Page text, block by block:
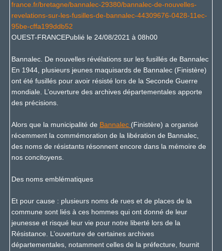
france.fr/bretagne/bannalec-29380/bannalec-de-nouvelles-
revelations-sur-les-fusilles-de-bannalec-44309676-0428-11ec-
95be-cffa199ddb52
OUEST-FRANCEPublié le 24/08/2021 à 08h00
Bannalec. De nouvelles révélations sur les fusillés de Bannalec
En 1944, plusieurs jeunes maquisards de Bannalec (Finistère)
ont été fusillés pour avoir résisté lors de la Seconde Guerre
mondiale. L’ouverture des archives départementales apporte
des précisions.
Alors que la municipalité de Bannalec (Finistère) a organisé
récemment la commémoration de la libération de Bannalec,
des noms de résistants résonnent encore dans la mémoire de
nos concitoyens.
Des noms emblématiques
Et pour cause : plusieurs noms de rues et de places de la
commune sont liés à ces hommes qui ont donné de leur
jeunesse et risqué leur vie pour notre liberté lors de la
Résistance. L’ouverture de certaines archives
départementales, notamment celles de la préfecture, fournit